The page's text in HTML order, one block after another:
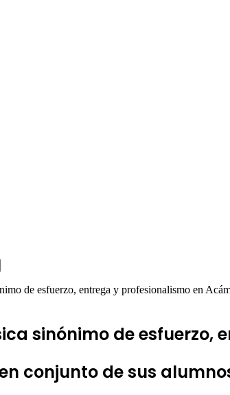
de esfuerzo, entrega y profesionalismo en
sinónimo de
conjunto de sus